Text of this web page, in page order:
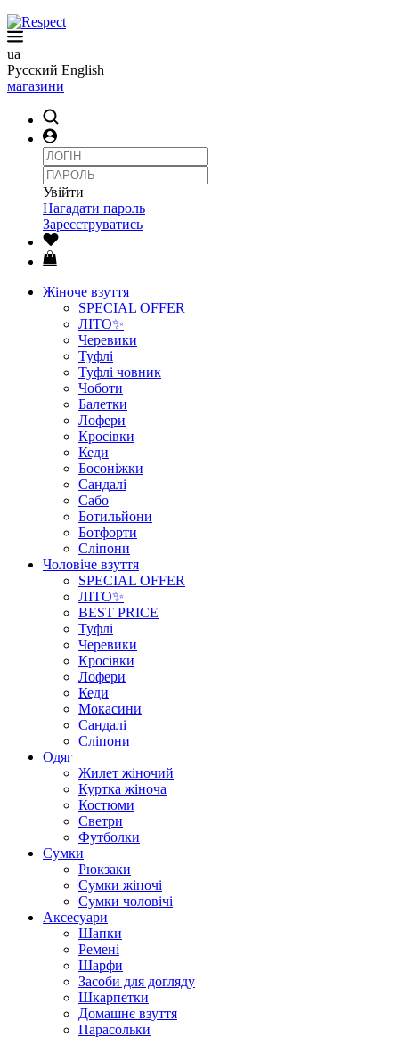
ua
Русский English
магазини
Увійти
Нагадати пароль
Зареєструватись
Жіноче взуття
SPECIAL OFFER
ЛІТО✨
Черевики
Туфлі
Туфлі човник
Чоботи
Балетки
Лофери
Кросівки
Кеди
Босоніжки
Сандалі
Сабо
Ботильйони
Ботфорти
Сліпони
Чоловіче взуття
SPECIAL OFFER
ЛІТО✨
BEST PRICE
Туфлі
Черевики
Кросівки
Лофери
Кеди
Мокасини
Сандалі
Сліпони
Одяг
Жилет жіночий
Куртка жіноча
Костюми
Светри
Футболки
Сумки
Рюкзаки
Сумки жіночі
Сумки чоловічі
Аксеcуари
Шапки
Ремені
Шарфи
Засоби для догляду
Шкарпетки
Домашнє взуття
Парасольки